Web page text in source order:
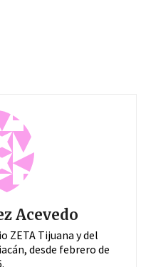
Acevedo
ZETA Tijuana y del
desde febrero de